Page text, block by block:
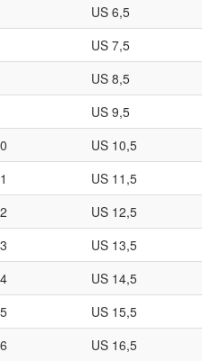
US 6,5
US 7,5
US 8,5
US 9,5
US 10,5
US 11,5
US 12,5
US 13,5
US 14,5
US 15,5
US 16,5